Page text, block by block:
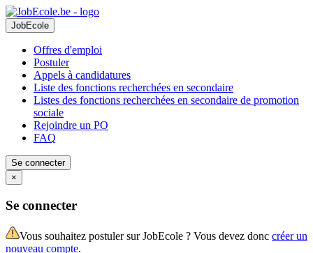
JobEcole
Offres d'emploi
Postuler
Appels à candidatures
Liste des fonctions recherchées en secondaire
Listes des fonctions recherchées en secondaire de promotion
sociale
Rejoindre un PO
FAQ
Se connecter
×
Se connecter
Vous souhaitez postuler sur JobEcole ? Vous devez donc créer un
nouveau compte.